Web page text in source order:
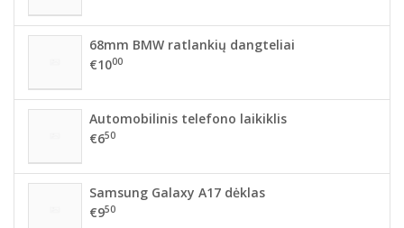
68mm BMW ratlankių dangteliai
€1000
Automobilinis telefono laikiklis
€650
Samsung Galaxy A17 dėklas
€950